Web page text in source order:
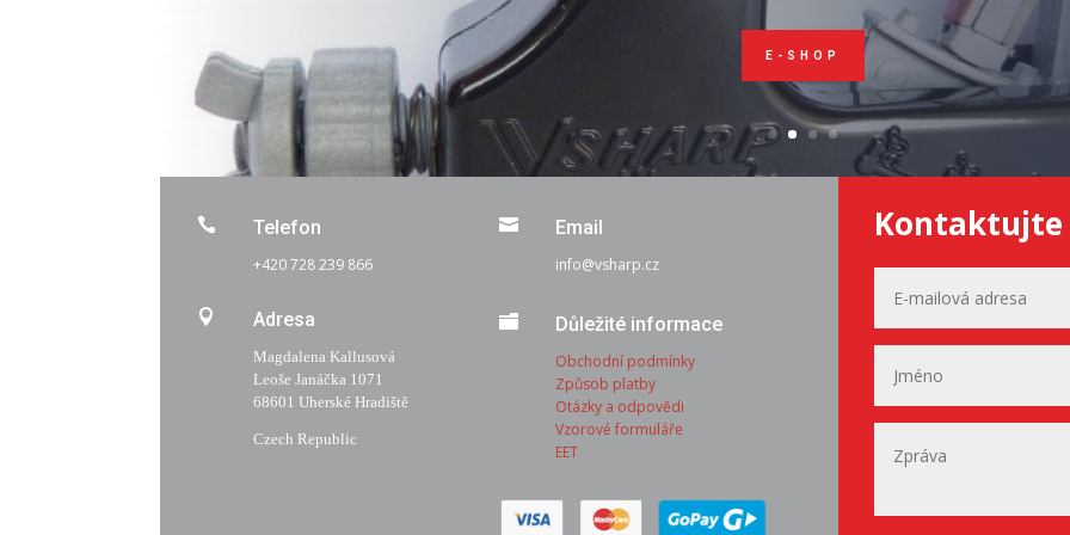
E-SHOP
 Telefon
+420 728 239 866
 Adresa
Magdalena Kallusová
Leoše Janáčka 1071
68601 Uherské Hradiště
Czech Republic
 Email
info@vsharp.cz
 Důležité informace
Obchodní podmínky
Způsob platby
Otázky a odpovědi
Vzorové formuláře
EET
Kontaktujte